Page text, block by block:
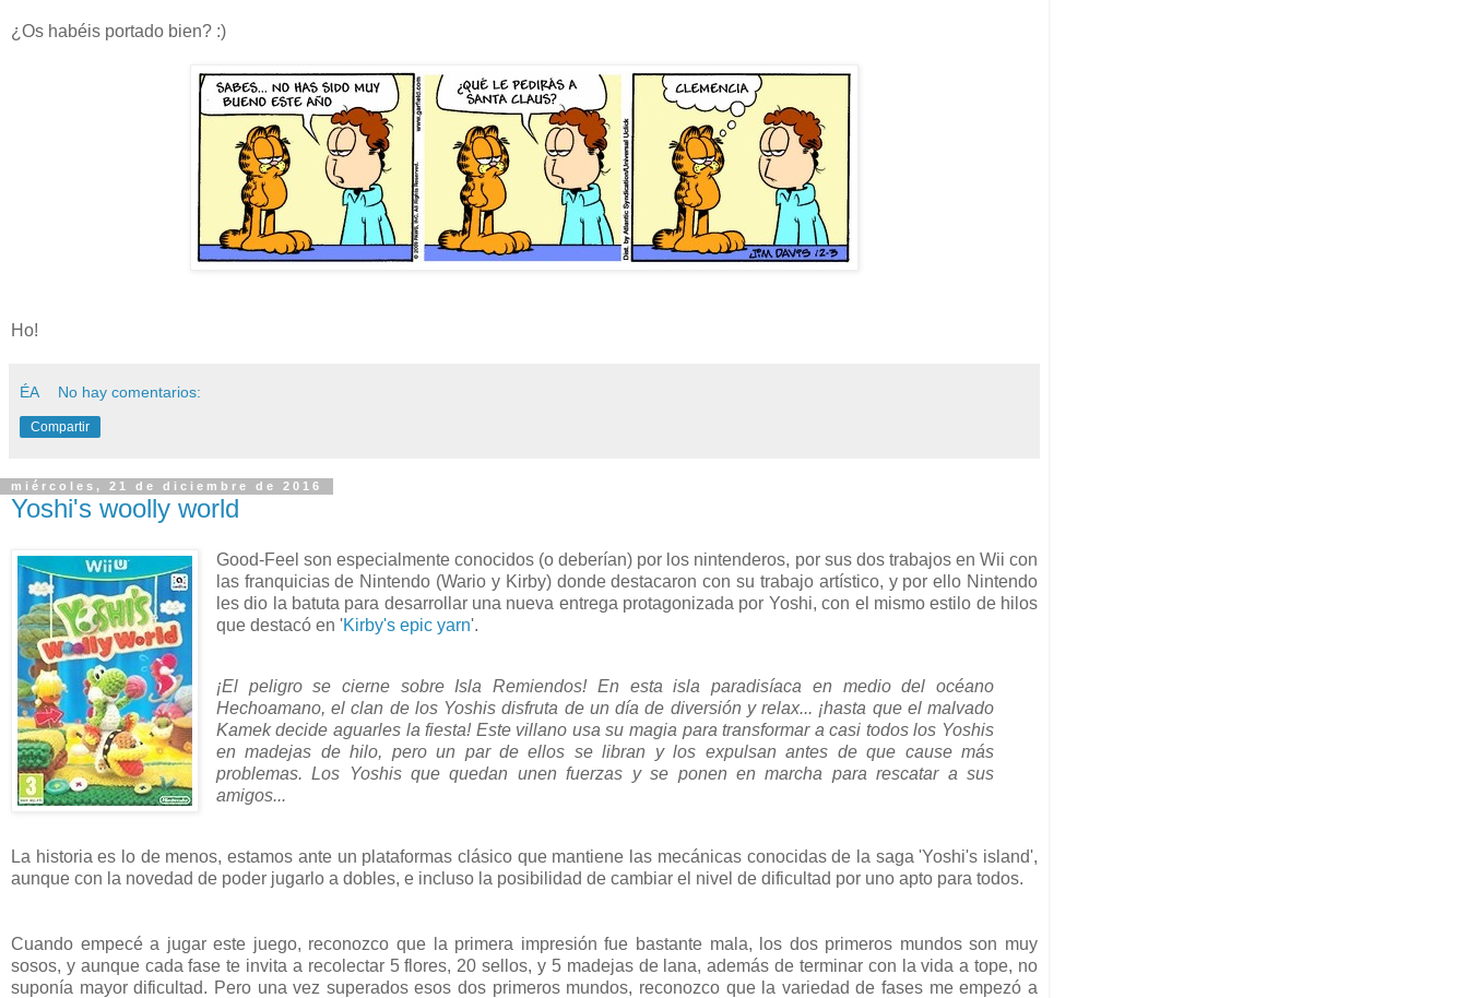
¿Os habéis portado bien? :)
Ho!
ÉA No hay comentarios:
Compartir
miércoles, 21 de diciembre de 2016
Yoshi's woolly world
Good-Feel son especialmente conocidos (o deberían) por los nintenderos, por sus dos trabajos en Wii con
las franquicias de Nintendo (Wario y Kirby) donde destacaron con su trabajo artístico, y por ello Nintendo
les dio la batuta para desarrollar una nueva entrega protagonizada por Yoshi, con el mismo estilo de hilos
que destacó en 'Kirby's epic yarn'.
¡El peligro se cierne sobre Isla Remiendos! En esta isla paradisíaca en medio del océano
Hechoamano, el clan de los Yoshis disfruta de un día de diversión y relax... ¡hasta que el malvado
Kamek decide aguarles la fiesta! Este villano usa su magia para transformar a casi todos los Yoshis
en madejas de hilo, pero un par de ellos se libran y los expulsan antes de que cause más
problemas. Los Yoshis que quedan unen fuerzas y se ponen en marcha para rescatar a sus
amigos...
La historia es lo de menos, estamos ante un plataformas clásico que mantiene las mecánicas conocidas de la saga 'Yoshi's island',
aunque con la novedad de poder jugarlo a dobles, e incluso la posibilidad de cambiar el nivel de dificultad por uno apto para todos.
Cuando empecé a jugar este juego, reconozco que la primera impresión fue bastante mala, los dos primeros mundos son muy
sosos, y aunque cada fase te invita a recolectar 5 flores, 20 sellos, y 5 madejas de lana, además de terminar con la vida a tope, no
suponía mayor dificultad. Pero una vez superados esos dos primeros mundos, reconozco que la variedad de fases me empezó a